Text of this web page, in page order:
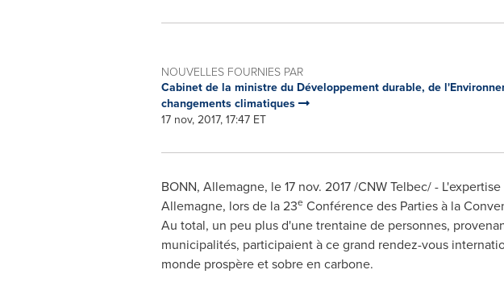
NOUVELLES FOURNIES PAR
Cabinet de la ministre du Développement durable, de
changements climatiques
17 nov, 2017, 17:47 ET
BONN, Allemagne, le17 nov. 2017/CNW Telbec/ -
Allemagne, lors de la 23eConférence des Parties à la
Au total, un peu plus d'une trentaine de personnes,
municipalités, participaient à ce grand rendez-vous
monde prospère et sobre en carbone.